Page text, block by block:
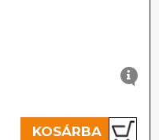
KOSÁRBA